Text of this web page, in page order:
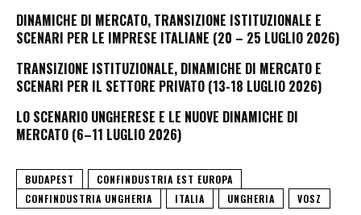
DINAMICHE DI MERCATO, TRANSIZIONE ISTITUZIONALE E
SCENARI PER LE IMPRESE ITALIANE (20 – 25 LUGLIO 2026)
TRANSIZIONE ISTITUZIONALE, DINAMICHE DI MERCATO E
SCENARI PER IL SETTORE PRIVATO (13-18 LUGLIO 2026)
LO SCENARIO UNGHERESE E LE NUOVE DINAMICHE DI
MERCATO (6–11 LUGLIO 2026)
BUDAPEST
CONFINDUSTRIA EST EUROPA
CONFINDUSTRIA UNGHERIA
ITALIA UNGHERIA VOSZ